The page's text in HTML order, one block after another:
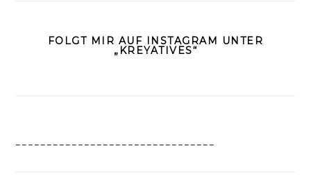
FOLGT MIR AUF INSTAGRAM UNTER
„KREYATIVES“